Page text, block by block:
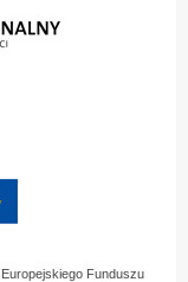
Funduszu